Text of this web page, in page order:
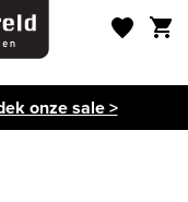
onze sale >